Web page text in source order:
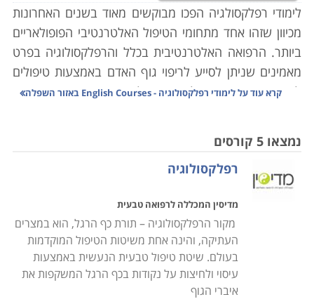
לימודי רפלקסולגיה הפכו מבוקשים מאוד בשנים האחרונות
מכיוון שזהו אחד מתחומי הטיפול האלטרנטיבי הפופולאריים
ביותר. הרפואה האלטרנטיבית בכלל והרפלקסולוגיה בפרט
מאמינים שניתן לסייע לריפוי גוף האדם באמצעות טיפולים
לא תרופתיים ושניתן להשפיע על איברים שונים בגוף דרך
ולחצים אך גם מהווה טיפול משלים לרפואה
הקונבנציונאלית במגוון של מצבים רפואיים כגון אסטמה,
סוכרת ואף סרטן.
רפלקסולוגים מבצעים טיפול באמצעות לחיצות ועיסוי של
כפות הרגליים תוך שהם מתייחסים אליהן כאל מפה של כל
הגוף. האמונה היא שקיימות נקודות על פני כף הרגל
שהנגיעה בהן והטיפול בהן משפיע על איברים אחרים בגוף
קרא עוד עללימודי רפלקסולוגיה - English Courses באזור השפלה
נמצאו 5 קורסים
רפלקסולוגיה
מדיסין המכללה לרפואה טבעית
מקור הרפלקסולוגיה – תורת כף הרגל, הוא במצרים
העתיקה, והינה אחת משיטות הטיפול המוקדמות
בעולם. שיטת טיפול טבעית הנעשית באמצעות
עיסוי ולחיצות על נקודות בכף הרגל המשקפות את
איברי הגוף